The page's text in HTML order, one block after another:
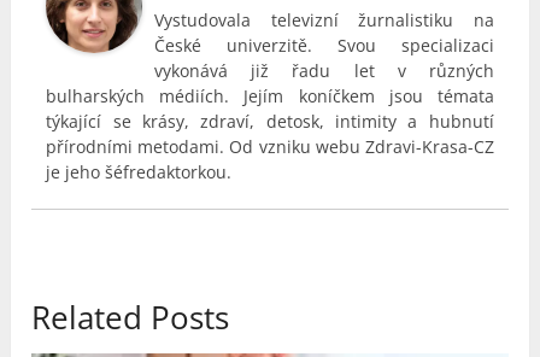
Vystudovala televizní žurnalistiku na
České univerzitě. Svou specializaci
vykonává již řadu let v různých
bulharských médiích. Jejím koníčkem jsou témata
týkající se krásy, zdraví, detosk, intimity a hubnutí
přírodními metodami. Od vzniku webu Zdravi-Krasa-CZ
je jeho šéfredaktorkou.
Related Posts